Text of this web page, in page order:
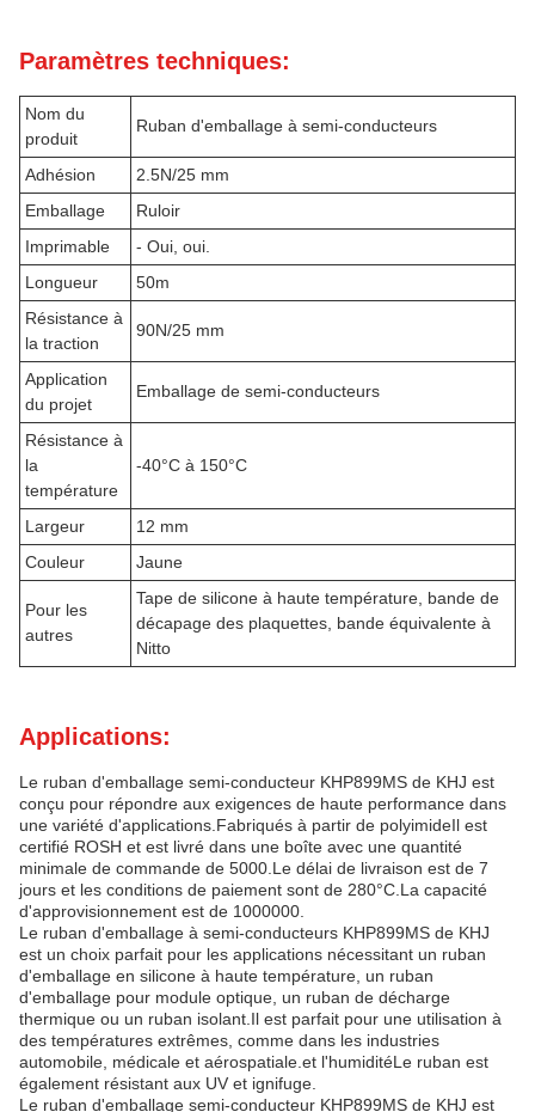
Paramètres techniques:
Nom du
produit
Ruban d'emballage à semi-conducteurs
Adhésion
2.5N/25 mm
Emballage
Ruloir
Imprimable
- Oui, oui.
Longueur
50m
Résistance à
la traction
90N/25 mm
Application
du projet
Emballage de semi-conducteurs
Résistance à
la
température
-40°C à 150°C
Largeur
12 mm
Couleur
Jaune
Pour les
autres
Tape de silicone à haute température, bande de
décapage des plaquettes, bande équivalente à
Nitto
Applications:
Le ruban d'emballage semi-conducteur KHP899MS de KHJ est
conçu pour répondre aux exigences de haute performance dans
une variété d'applications.Fabriqués à partir de polyimideIl est
certifié ROSH et est livré dans une boîte avec une quantité
minimale de commande de 5000.Le délai de livraison est de 7
jours et les conditions de paiement sont de 280°C.La capacité
d'approvisionnement est de 1000000.
Le ruban d'emballage à semi-conducteurs KHP899MS de KHJ
est un choix parfait pour les applications nécessitant un ruban
d'emballage en silicone à haute température, un ruban
d'emballage pour module optique, un ruban de décharge
thermique ou un ruban isolant.Il est parfait pour une utilisation à
des températures extrêmes, comme dans les industries
automobile, médicale et aérospatiale.et l'humiditéLe ruban est
également résistant aux UV et ignifuge.
Le ruban d'emballage semi-conducteur KHP899MS de KHJ est